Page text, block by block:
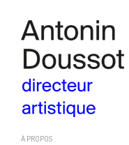
À PROPOS